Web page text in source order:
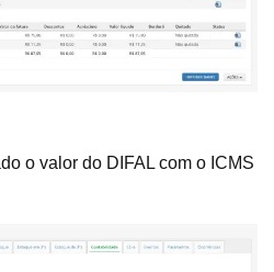
o valor do DIFAL com o ICMS